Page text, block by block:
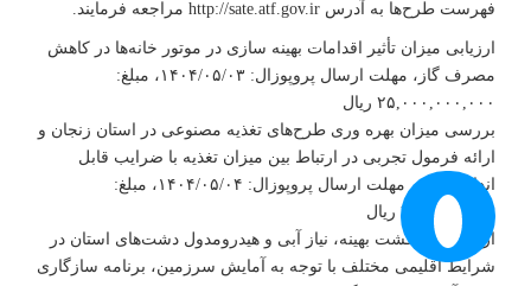
ارزیابی میزان تأثیر اقدامات بهینه سازی در موتور خانه‌ها در کاهش
مصرف گاز‌‌‌‌‌‌‌، مهلت ارسال پروپوزال: ۱۴۰۴/۰۵/۰۳، مبلغ: ۲۵,۰۰۰,۰۰۰,۰۰۰
ریال‌‌‌‌‌‌‌
بررسی میزان بهره وری طرح‌های تغذیه مصنوعی در استان زنجان و
ارائه فرمول تجربی در ارتباط بین میزان تغذیه با ضرایب قابل اندازه
گیری‌‌‌‌‌‌‌، مهلت ارسال پروپوزال: ۱۴۰۴/۰۵/۰۴‌‌‌‌‌‌‌، مبلغ: ۷۰۰,۰۰۰,۰۰۰‌‌‌‌‌ ریال‌‌‌‌‌‌‌‌‌‌‌‌‌‌
ارائه الگوی کشت بهینه، نیاز آبی و هیدرومدول دشت‌های استان در
شرایط اقلیمی مختلف با توجه به آمایش سرزمین، برنامه سازگاری با کم
آبی و برنامه الگوی کشت ابلاغی وزارت جهاد کشاورزی‌‌‌‌‌‌‌، مهلت ارسال
پروپوزال: ۱۴۰۴/۰۷/۰۷‌‌‌‌‌‌‌، مبلغ: ۶,۰۰۰,۰۰۰,۰۰۰ ریال